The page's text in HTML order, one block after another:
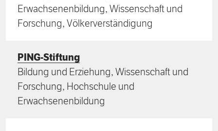
Erwachsenenbildung, Wissenschaft und
Forschung, Völkerverständigung
PING-Stiftung
Bildung und Erziehung, Wissenschaft und
Forschung, Hochschule und
Erwachsenenbildung